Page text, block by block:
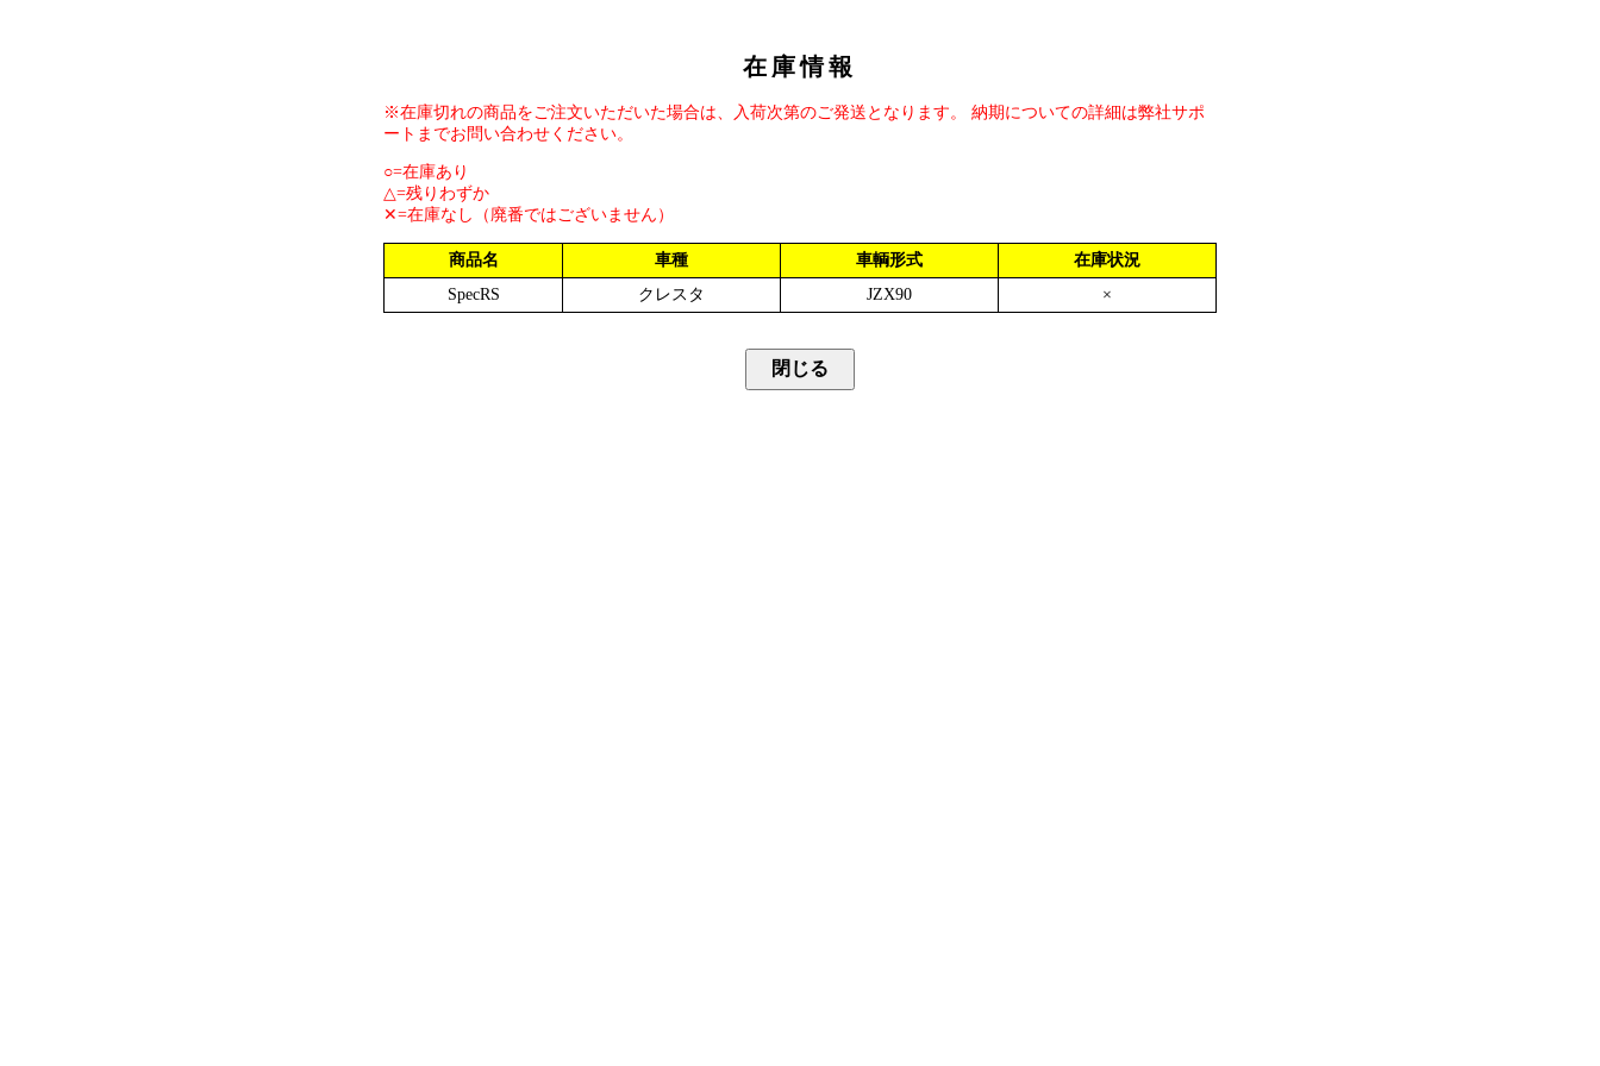
在庫情報
※在庫切れの商品をご注文いただいた場合は、入荷次第のご発送となります。 納期についての詳細は弊社サポ
ートまでお問い合わせください。
○=在庫あり
△=残りわずか
✕=在庫なし（廃番ではございません）
商品名 車種 車輌形式
在庫状況
SpecRS
クレスタ JZX90 ×